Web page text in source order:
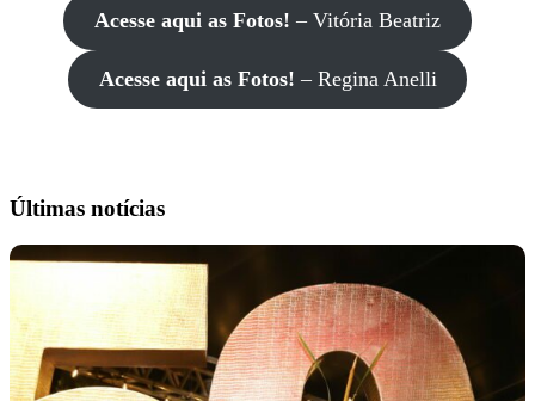
Acesse aqui as Fotos! – Vitória Beatriz
Acesse aqui as Fotos! – Regina Anelli
Últimas notícias